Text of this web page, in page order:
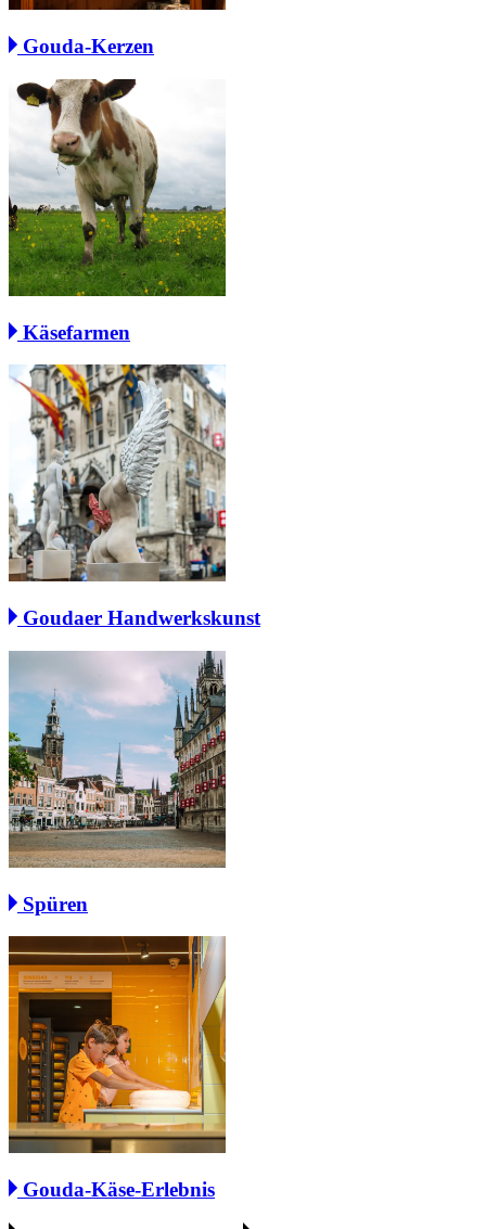
Gouda-Kerzen
Käsefarmen
Goudaer Handwerkskunst
Spüren
Gouda-Käse-Erlebnis